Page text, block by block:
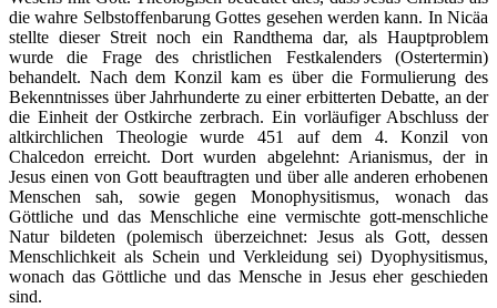
die wahre Selbstoffenbarung Gottes gesehen werden kann. In Nicäa
stellte dieser Streit noch ein Randthema dar, als Hauptproblem
wurde die Frage des christlichen Festkalenders (Ostertermin)
behandelt. Nach dem Konzil kam es über die Formulierung des
Bekenntnisses über Jahrhunderte zu einer erbitterten Debatte, an der
die Einheit der Ostkirche zerbrach. Ein vorläufiger Abschluss der
altkirchlichen Theologie wurde 451 auf dem 4. Konzil von
Chalcedon erreicht. Dort wurden abgelehnt: Arianismus, der in
Jesus einen von Gott beauftragten und über alle anderen erhobenen
Menschen sah, sowie gegen Monophysitismus, wonach das
Göttliche und das Menschliche eine vermischte gott-menschliche
Natur bildeten (polemisch überzeichnet: Jesus als Gott, dessen
Menschlichkeit als Schein und Verkleidung sei) Dyophysitismus,
wonach das Göttliche und das Mensche in Jesus eher geschieden
sind.